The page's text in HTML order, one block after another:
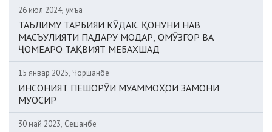
26 июл 2024, Ҷумъа
ТАЪЛИМУ ТАРБИЯИ КӮДАК. ҚОНУНИ НАВ
МАСЪУЛИЯТИ ПАДАРУ МОДАР, ОМӮЗГОР ВА
ҶОМЕАРО ТАҚВИЯТ МЕБАХШАД
15 январ 2025, Чоршанбе
ИНСОНИЯТ ПЕШОРӮИ МУАММОҲОИ ЗАМОНИ
МУОСИР
30 май 2023, Сешанбе